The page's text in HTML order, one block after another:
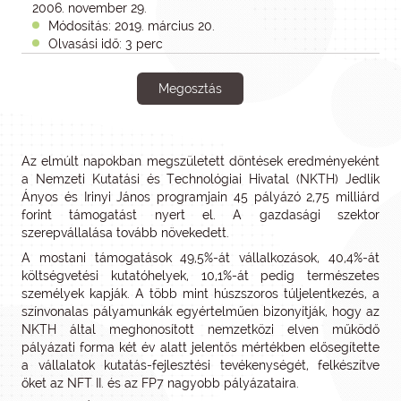
2006. november 29.
Módosítás: 2019. március 20.
Olvasási idő: 3 perc
Megosztás
Az elmúlt napokban megszületett döntések eredményeként
a Nemzeti Kutatási és Technológiai Hivatal (NKTH) Jedlik
Ányos és Irinyi János programjain 45 pályázó 2,75 milliárd
forint támogatást nyert el. A gazdasági szektor
szerepvállalása tovább növekedett.
A mostani támogatások 49,5%-át vállalkozások, 40,4%-át
költségvetési kutatóhelyek, 10,1%-át pedig természetes
személyek kapják . A több mint húszszoros túljelentkezés, a
színvonalas pályamunkák egyértelműen bizonyítják, hogy az
NKTH által meghonosított nemzetközi elven működő
pályázati forma két év alatt jelentős mértékben elősegítette
a vállalatok kutatás-fejlesztési tevékenységét, felkészítve
őket az NFT II. és az FP7 nagyobb pályázataira.